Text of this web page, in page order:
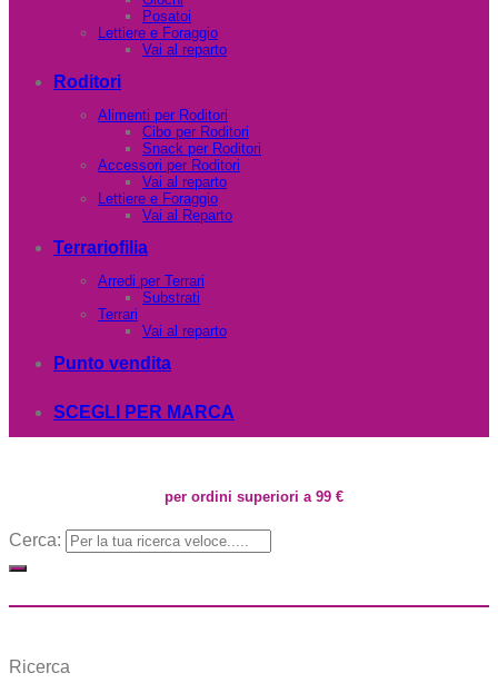
Posatoi
Lettiere e Foraggio
Vai al reparto
Roditori
Alimenti per Roditori
Cibo per Roditori
Snack per Roditori
Accessori per Roditori
Vai al reparto
Lettiere e Foraggio
Vai al Reparto
Terrariofilia
Arredi per Terrari
Substrati
Terrari
Vai al reparto
Punto vendita
SCEGLI PER MARCA
per ordini superiori a 99 €
Cerca:
Ricerca